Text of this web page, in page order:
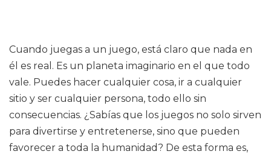
Cuando juegas a un juego, está claro que nada en
él es real. Es un planeta imaginario en el que todo
vale. Puedes hacer cualquier cosa, ir a cualquier
sitio y ser cualquier persona, todo ello sin
consecuencias. ¿Sabías que los juegos no solo sirven
para divertirse y entretenerse, sino que pueden
favorecer a toda la humanidad? De esta forma es,